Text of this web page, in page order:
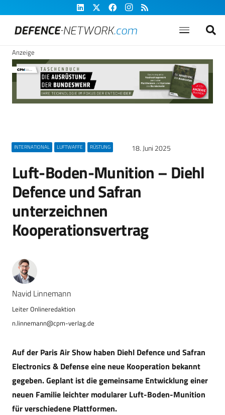
Anzeige
INTERNATIONAL LUFTWAFFE RÜSTUNG 18. Juni 2025
Luft-Boden-Munition – Diehl
Defence und Safran
unterzeichnen
Kooperationsvertrag
Navid Linnemann
n.linnemann@cpm-verlag.de
Auf der Paris Air Show haben Diehl Defence und Safran
Electronics & Defense eine neue Kooperation bekannt
gegeben. Geplant ist die gemeinsame Entwicklung einer
neuen Familie leichter modularer Luft-Boden-Munition
für verschiedene Plattformen.